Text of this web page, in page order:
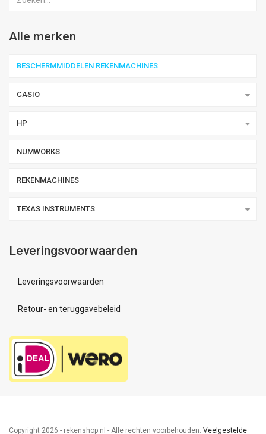
Alle merken
BESCHERMMIDDELEN REKENMACHINES
CASIO
HP
NUMWORKS
REKENMACHINES
TEXAS INSTRUMENTS
Leveringsvoorwaarden
Leveringsvoorwaarden
Retour- en teruggavebeleid
Copyright 2026 - rekenshop.nl - Alle rechten voorbehouden. Veelgestelde